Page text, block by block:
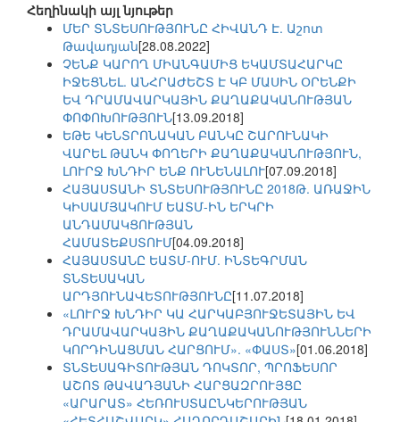
Հեղինակի այլ նյութեր
ՄԵՐ ՏՆՏԵՍՈՒԹՅՈՒՆԸ ՀԻՎԱՆԴ Է. Աշոտ
Թավադյան[28.08.2022]
ՉԵՆՔ ԿԱՐՈՂ ՄԻԱՆԳԱՄԻՑ ԵԿԱՄՏԱՀԱՐԿԸ
ԻՋԵՑՆԵԼ. ԱՆՀՐԱԺԵՇՏ Է ԿԲ ՄԱՍԻՆ ՕՐԵՆՔԻ
ԵՎ ԴՐԱՄԱՎԱՐԿԱՅԻՆ ՔԱՂԱՔԱԿԱՆՈՒԹՅԱՆ
ՓՈՓՈԽՈՒԹՅՈՒՆ[13.09.2018]
ԵԹԵ ԿԵՆՏՐՈՆԱԿԱՆ ԲԱՆԿԸ ՇԱՐՈՒՆԱԿԻ
ՎԱՐԵԼ ԹԱՆԿ ՓՈՂԵՐԻ ՔԱՂԱՔԱԿԱՆՈՒԹՅՈՒՆ,
ԼՈՒՐՋ ԽՆԴԻՐ ԵՆՔ ՈՒՆԵՆԱԼՈՒ[07.09.2018]
ՀԱՅԱՍՏԱՆԻ ՏՆՏԵՍՈՒԹՅՈՒՆԸ 2018Թ. ԱՌԱՋԻՆ
ԿԻՍԱՄՅԱԿՈՒՄ ԵԱՏՄ-ԻՆ ԵՐԿՐԻ
ԱՆԴԱՄԱԿՑՈՒԹՅԱՆ
ՀԱՄԱՏԵՔՍՏՈՒՄ[04.09.2018]
ՀԱՅԱՍՏԱՆԸ ԵԱՏՄ-ՈՒՄ. ԻՆՏԵԳՐՄԱՆ
ՏՆՏԵՍԱԿԱՆ
ԱՐԴՅՈՒՆԱՎԵՏՈՒԹՅՈՒՆԸ[11.07.2018]
«ԼՈՒՐՋ ԽՆԴԻՐ ԿԱ ՀԱՐԿԱԲՅՈՒՋԵՏԱՅԻՆ ԵՎ
ԴՐԱՄԱՎԱՐԿԱՅԻՆ ՔԱՂԱՔԱԿԱՆՈՒԹՅՈՒՆՆԵՐԻ
ԿՈՐԴԻՆԱՑՄԱՆ ՀԱՐՑՈՒՄ». «ՓԱՍՏ»[01.06.2018]
ՏՆՏԵՍԱԳԻՏՈՒԹՅԱՆ ԴՈԿՏՈՐ, ՊՐՈՖԵՍՈՐ
ԱՇՈՏ ԹԱՎԱԴՅԱՆԻ ՀԱՐՑԱԶՐՈՒՅՑԸ
«ԱՐԱՐԱՏ» ՀԵՌՈՒՍՏԱԸՆԿԵՐՈՒԹՅԱՆ